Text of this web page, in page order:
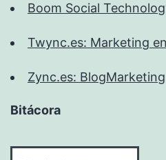
Boom Social
Twync.es: Marketing
Zync.es: BlogMarketing
Bitácora